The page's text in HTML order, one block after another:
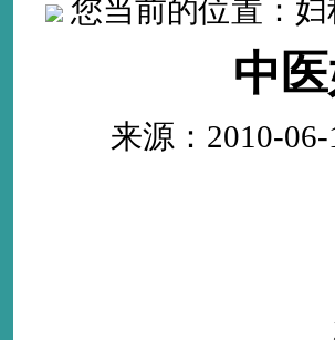
您当前的位置： 妇
中
来源：2010-